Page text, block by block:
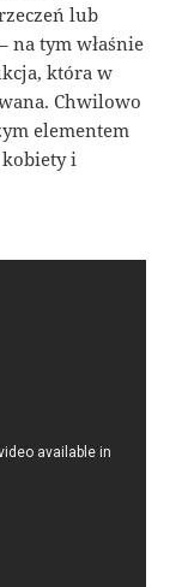
lub
na tym właśnie
która w
Chwilowo
elementem
i